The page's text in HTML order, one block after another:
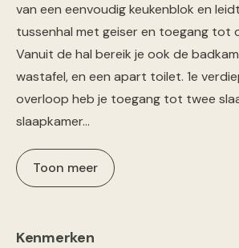
van een eenvoudig keukenblok en
tussenhal met geiser en toegang tot
Vanuit de hal bereik je ook de
wastafel, en een apart toilet. 1e
overloop heb je toegang tot twee
slaapkamer…
Toon meer
Kenmerken